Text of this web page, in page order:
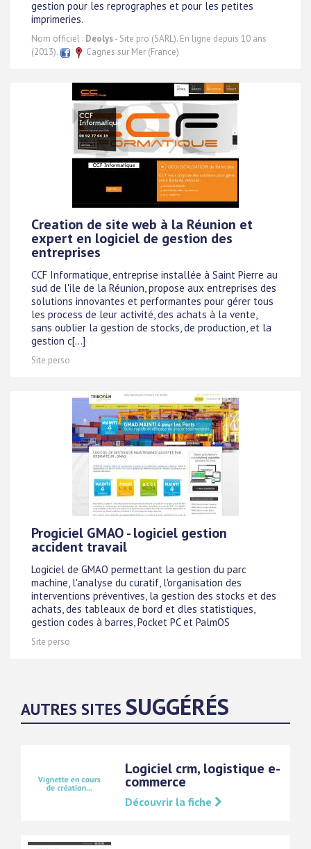
gestion pour les reprographes et pour les petites
imprimeries.
Nom officiel : Deolys- Site pro (SARL). En ligne depuis 10 ans
(2013).
Cagnes sur Mer (France)
Creation de site web à la Réunion et
expert en logiciel de gestion des
entreprises
CCF Informatique, entreprise installée à Saint Pierre au
sud de l'ile de la Réunion, propose aux entreprises des
solutions innovantes et performantes pour gérer tous
les process de leur activité, des achats à la vente,
sans oublier la gestion de stocks, de production, et la
gestion c[...]
Site perso
Progiciel GMAO - logiciel gestion
accident travail
Logiciel de GMAO permettant la gestion du parc
machine, l'analyse du curatif, l'organisation des
interventions préventives, la gestion des stocks et des
achats, des tableaux de bord et dles statistiques,
gestion codes à barres, Pocket PC et PalmOS
Site perso
AUTRES SITES SUGGÉRÉS
Logiciel crm, logistique e-
commerce
Découvrir la fiche